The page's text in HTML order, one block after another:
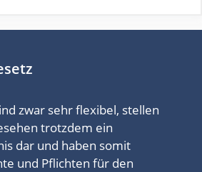
zwar sehr flexibel, stellen
trotzdem ein
dar und haben somit
und Pflichten für den